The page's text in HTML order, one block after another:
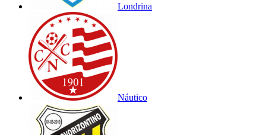
Londrina
Náutico